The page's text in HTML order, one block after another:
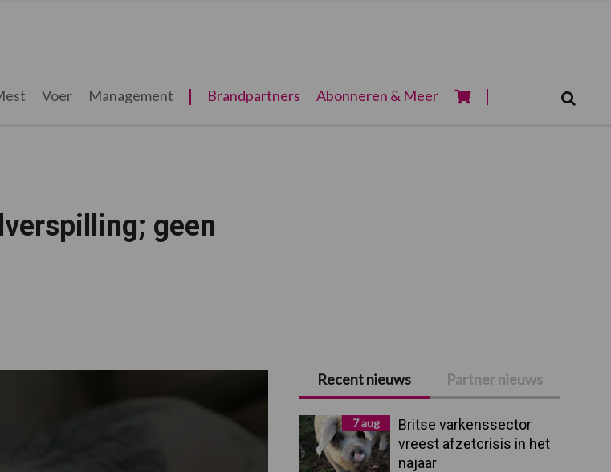
Voer Management Brandpartners Abonneren & Meer
geen
Primaire
Sidebar
Recent nieuws Partner nieuws
7 aug
Britse varkenssector
vreest afzetcrisis in het
najaar